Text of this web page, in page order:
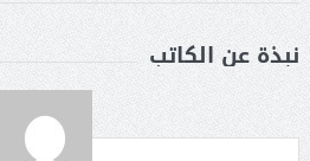
نبذة عن الكاتب